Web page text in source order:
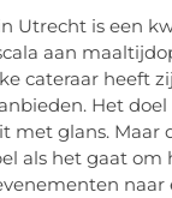
Utrecht is een
aan
cateraar heeft
Het
met glans. Maar
als het gaat